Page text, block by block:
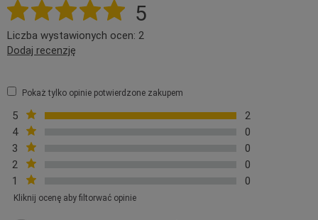
5
Liczba wystawionych ocen: 2
Dodaj recenzję
Pokaż tylko opinie potwierdzone zakupem
5
2
4
0
3
0
2
0
1
0
Kliknij ocenę aby filtorwać opinie